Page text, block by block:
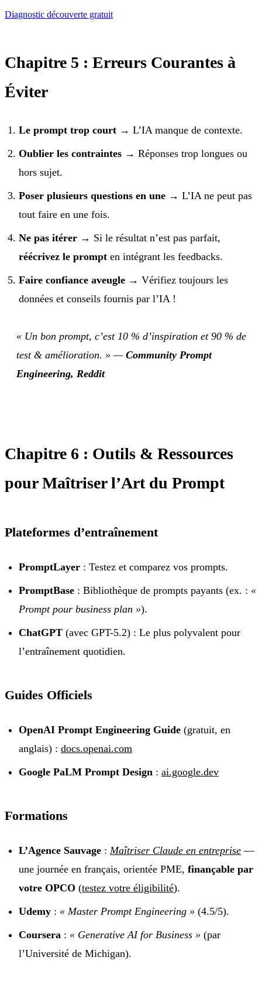
Diagnostic découverte gratuit
Chapitre 5 : Erreurs Courantes à
Éviter
Le prompt trop court → L’IA manque de contexte.
Oublier les contraintes → Réponses trop longues ou
hors sujet.
Poser plusieurs questions en une → L’IA ne peut pas
tout faire en une fois.
Ne pas itérer → Si le résultat n’est pas parfait,
réécrivez le prompt en intégrant les feedbacks.
Faire confiance aveugle → Vérifiez toujours les
données et conseils fournis par l’IA !
« Un bon prompt, c’est 10 % d’inspiration et 90 % de
test & amélioration. » — Community Prompt
Engineering, Reddit
Chapitre 6 : Outils & Ressources
pour Maîtriser l’Art du Prompt
Plateformes d’entraînement
PromptLayer : Testez et comparez vos prompts.
PromptBase : Bibliothèque de prompts payants (ex. : «
Prompt pour business plan »).
ChatGPT (avec GPT-5.2) : Le plus polyvalent pour
l’entraînement quotidien.
Guides Officiels
OpenAI Prompt Engineering Guide (gratuit, en
anglais) : docs.openai.com
Google PaLM Prompt Design : ai.google.dev
Formations
L’Agence Sauvage : Maîtriser Claude en entreprise —
une journée en français, orientée PME, finançable par
votre OPCO (testez votre éligibilité).
Udemy : « Master Prompt Engineering » (4.5/5).
Coursera : « Generative AI for Business » (par
l’Université de Michigan).